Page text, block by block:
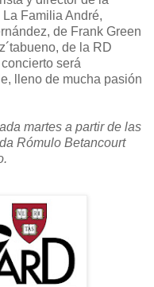
Familia André,
de Frank Green
de la RD
será
lleno de mucha pasión
martes a partir de las
Rómulo Betancourt